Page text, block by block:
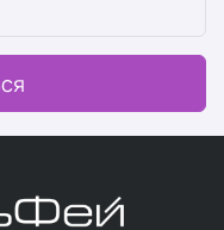
акценты
ароматическим